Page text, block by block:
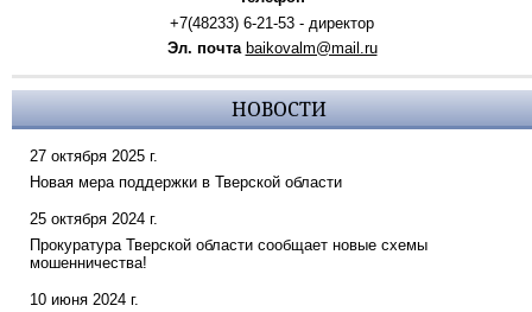
+7(48233) 6-21-53 - директор
Эл. почта baikovalm@mail.ru
НОВОСТИ
27 октября 2025 г.
Новая мера поддержки в Тверской области
25 октября 2024 г.
Прокуратура Тверской области сообщает новые схемы
мошенничества!
10 июня 2024 г.